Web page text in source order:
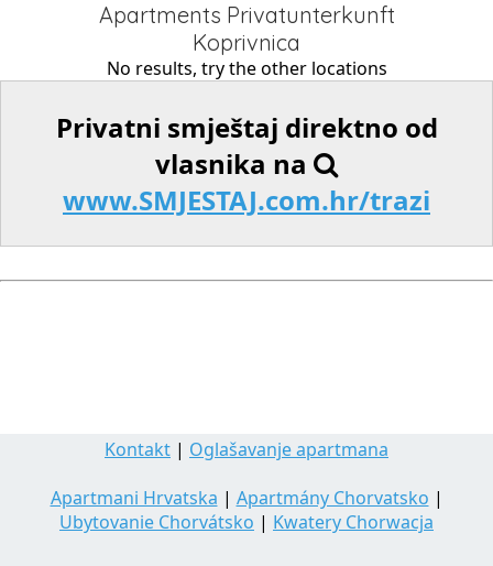
Apartments Privatunterkunft
Koprivnica
No results, try the other locations
Privatni smještaj direktno od
vlasnika na
www.SMJESTAJ.com.hr/trazi
Kontakt | Oglašavanje apartmana
Apartmani Hrvatska | Apartmány Chorvatsko |
Ubytovanie Chorvátsko | Kwatery Chorwacja